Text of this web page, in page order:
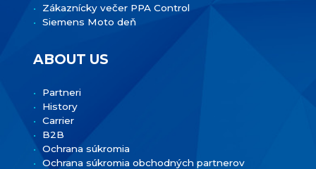
Zákaznícky večer PPA Control
Siemens Moto deň
ABOUT US
Partneri
History
Carrier
B2B
Ochrana súkromia
Ochrana súkromia obchodných partnerov